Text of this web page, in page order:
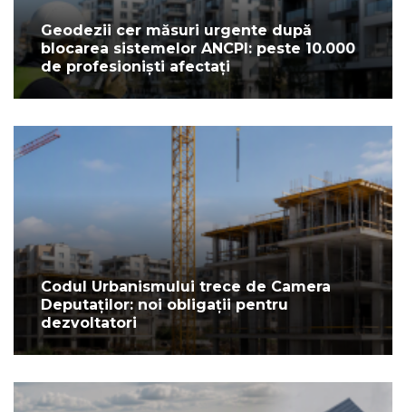
Geodezii cer măsuri urgente după
blocarea sistemelor ANCPI: peste 10.000
de profesioniști afectați
Codul Urbanismului trece de Camera
Deputaților: noi obligații pentru
dezvoltatori